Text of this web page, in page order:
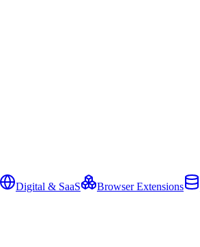
Digital & SaaS Browser Extensions